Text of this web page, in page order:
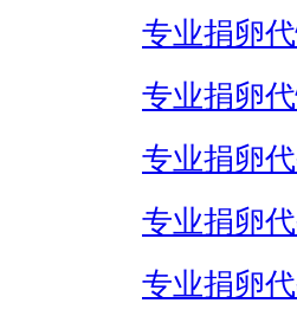
专业捐卵
专业捐卵
专业捐卵
专业捐卵
专业捐卵